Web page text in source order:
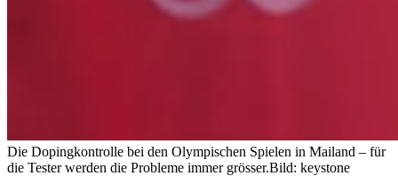
Die Dopingkontrolle bei den Olympischen Spielen in Mailand – für
die Tester werden die Probleme immer grösser.Bild: keystone